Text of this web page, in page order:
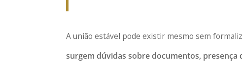
A união estável pode existir mesmo sem
surgem dúvidas sobre documentos,